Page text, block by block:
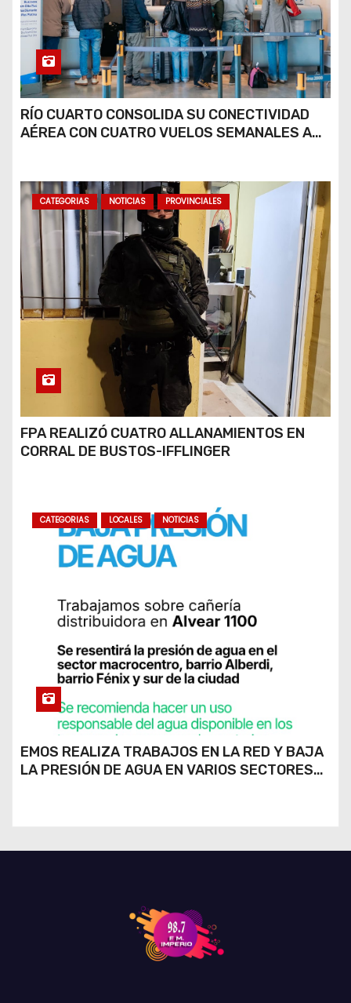
RÍO CUARTO CONSOLIDA SU CONECTIVIDAD
AÉREA CON CUATRO VUELOS SEMANALES A
CATEGORIAS NOTICIAS PROVINCIALES
FPA REALIZÓ CUATRO ALLANAMIENTOS EN
CORRAL DE BUSTOS-IFFLINGER
CATEGORIAS LOCALES NOTICIAS
EMOS REALIZA TRABAJOS EN LA RED Y BAJA
LA PRESIÓN DE AGUA EN VARIOS SECTORES